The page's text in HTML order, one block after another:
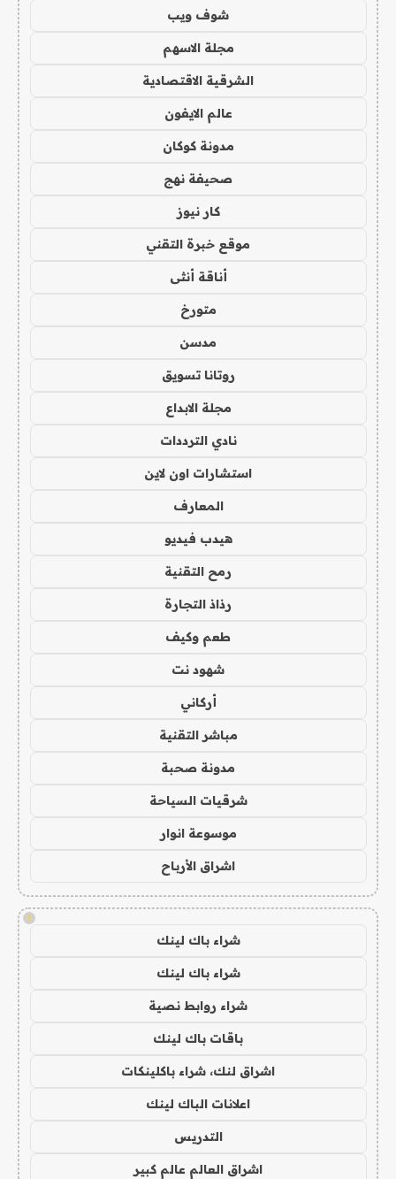
شوف ويب
مجلة الاسهم
الشرقية الاقتصادية
عالم الايفون
مدونة كوكان
صحيفة نهج
كار نيوز
موقع خبرة التقني
أناقة أنثى
متورخ
مدسن
روتانا تسويق
مجلة الابداع
نادي الترددات
استشارات اون لاين
المعارف
هيدب فيديو
رمح التقنية
رذاذ التجارة
طعم وكيف
شهود نت
أركاني
مباشر التقنية
مدونة صحبة
شرقيات السياحة
موسوعة انوار
اشراق الأرباح
!
شراء باك لينك
شراء باك لينك
شراء روابط نصية
باقات باك لينك
اشراق لنك، شراء باكلينكات
اعلانات الباك لينك
التدريس
اشراق العالم عالم كبير